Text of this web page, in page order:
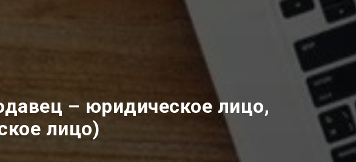
– юридическое лицо,
лицо)